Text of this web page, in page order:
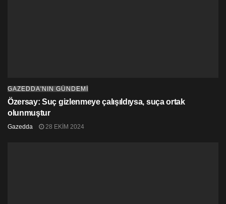
GAZEDDA'NIN GÜNDEMİ
Özersay: Suç gizlenmeye çalışıldıysa, suça ortak
olunmuştur
Gazedda 28 EKIM 2024